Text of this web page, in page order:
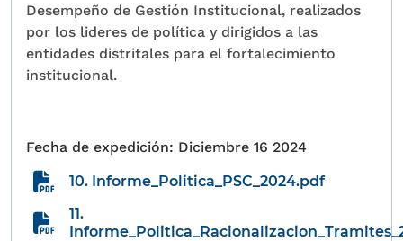
Desempeño de Gestión Institucional, realizados
por los lideres de política y dirigidos a las
entidades distritales para el fortalecimiento
institucional.
Diciembre 16 2024
10. Informe_Politica_PSC_2024.pdf
11.